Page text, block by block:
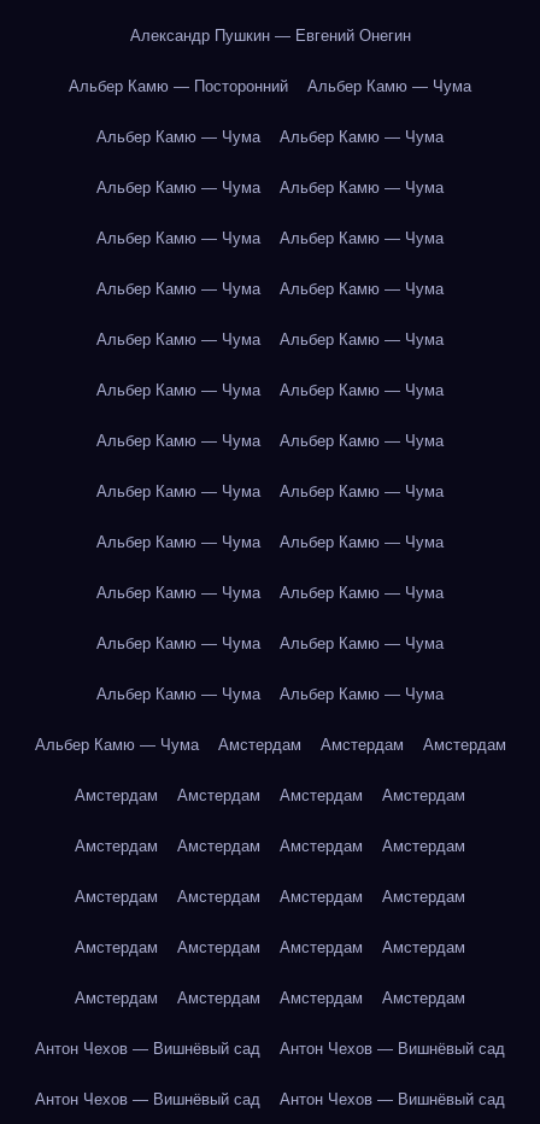
Александр Пушкин — Евгений Онегин
Альбер Камю — Посторонний Альбер Камю — Чума
Альбер Камю — Чума Альбер Камю — Чума
Альбер Камю — Чума Альбер Камю — Чума
Альбер Камю — Чума Альбер Камю — Чума
Альбер Камю — Чума Альбер Камю — Чума
Альбер Камю — Чума Альбер Камю — Чума
Альбер Камю — Чума Альбер Камю — Чума
Альбер Камю — Чума Альбер Камю — Чума
Альбер Камю — Чума Альбер Камю — Чума
Альбер Камю — Чума Альбер Камю — Чума
Альбер Камю — Чума Альбер Камю — Чума
Альбер Камю — Чума Альбер Камю — Чума
Альбер Камю — Чума Альбер Камю — Чума
Альбер Камю — Чума Амстердам Амстердам Амстердам
Амстердам Амстердам Амстердам Амстердам
Амстердам Амстердам Амстердам Амстердам
Амстердам Амстердам Амстердам Амстердам
Амстердам Амстердам Амстердам Амстердам
Амстердам Амстердам Амстердам Амстердам
Антон Чехов — Вишнёвый сад Антон Чехов — Вишнёвый сад
Антон Чехов — Вишнёвый сад Антон Чехов — Вишнёвый сад